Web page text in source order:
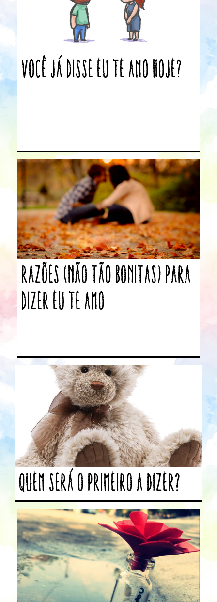
Você já disse Eu te Amo Hoje?
Razões (não tão bonitas) para
dizer eu te amo
Quem será o primeiro a dizer?